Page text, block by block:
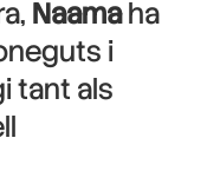
Naamaha
i
tant als